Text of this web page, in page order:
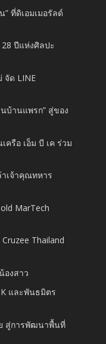
ที่ดิเอมเมอรัลด์
ปีแห่งศิลปะ
จัด LINE
บ้านแพรก” สู่ของ
ครือ เอ็ม บี เค ร่วม
เจ้าคุณทหาร
MarTech
Thailand
องสาว
และพันธมิตร
ย สู่การพัฒนาพื้นที่